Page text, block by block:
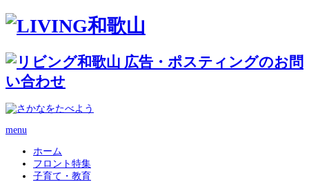
menu
ホーム
フロント特集
子育て・教育